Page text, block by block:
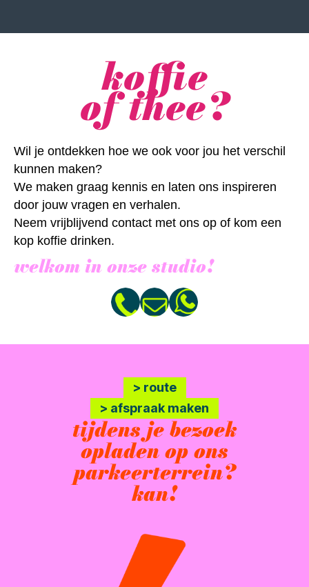
koffie
of thee?
Wil je ontdekken hoe we ook voor jou het verschil
kunnen maken?
We maken graag kennis en laten ons inspireren
door jouw vragen en verhalen.
Neem vrijblijvend contact met ons op of kom een
kop koffie drinken.
welkom in onze studio!
> route
> afspraak maken
tijdens je bezoek
opladen op ons
parkeerterrein?
kan!